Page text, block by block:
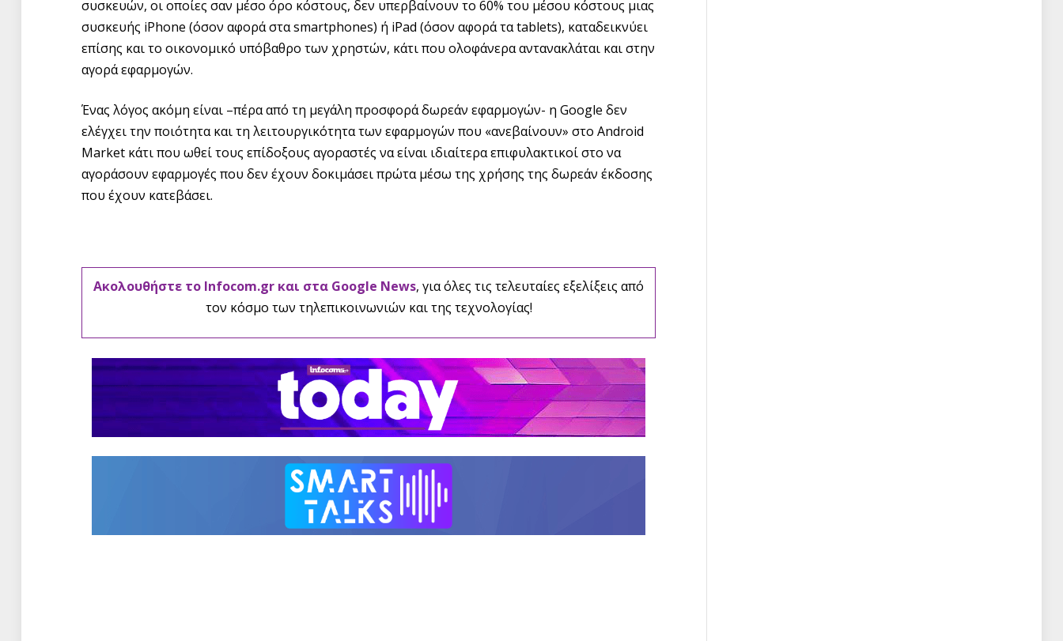
συσκευών, οι οποίες σαν μέσο όρο κόστους, δεν υπερβαίνουν το 60% του μέσου κόστους μιας
συσκευής iPhone (όσον αφορά στα smartphones) ή iPad (όσον αφορά τα tablets), καταδεικνύει
επίσης και το οικονομικό υπόβαθρο των χρηστών, κάτι που ολοφάνερα αντανακλάται και στην
αγορά εφαρμογών.
Ένας λόγος ακόμη είναι –πέρα από τη μεγάλη προσφορά δωρεάν εφαρμογών- η Google δεν
ελέγχει την ποιότητα και τη λειτουργικότητα των εφαρμογών που «ανεβαίνουν» στο Android
Market κάτι που ωθεί τους επίδοξους αγοραστές να είναι ιδιαίτερα επιφυλακτικοί στο να
αγοράσουν εφαρμογές που δεν έχουν δοκιμάσει πρώτα μέσω της χρήσης της δωρεάν έκδοσης
που έχουν κατεβάσει.
Ακολουθήστε το Infocom.gr και στα Google News, για όλες τις τελευταίες εξελίξεις από
τον κόσμο των τηλεπικοινωνιών και της τεχνολογίας!